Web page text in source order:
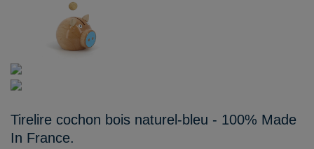
Tirelire cochon bois naturel-bleu - 100% Made
In France.